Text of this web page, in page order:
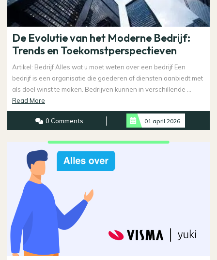
De Evolutie van het Moderne Bedrijf:
Trends en Toekomstperspectieven
Artikel: Bedrijf Alles wat u moet weten over een bedrijf Een
bedrijf is een organisatie die goederen of diensten aanbiedt met
als doel winst te maken. Bedrijven kunnen in verschillende ...
Read More
More
0 Comments
01 april 2026